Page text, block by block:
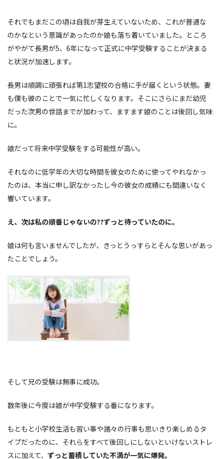
それでもまだこの頃は自我が芽生えていないため、これが普通な
のかなという意識があったのか娘も落ち着いていました。ところ
がやがて長男が5、6年になって正式に中学受験することが決まる
と状況が加速します。
長男は順調に頑張れば第1志望校の合格に手が届くという状態。妻
も僕も彼のことで一気に忙しくなります。そこにさらにまだ幼児
だった次男の世話までが加わって、ますます娘のことは後回し気味
に。
娘だって将来中学受験をする可能性が高い。
それなのに低学年の大切な時間を彼女のために使ってやれなかっ
たのは、本当に申し訳なかったし今の彼女の成績にも間違いなく
響いています。
え、次は私の順番じゃないの??ずっと待っていたのに。
娘は何も言いませんでしたが、きっとうっすらとそんな思いがあっ
たことでしょう。
そして兄の受験は無事に成功。
数年後に今度は娘が中学受験する番になります。
もともと小学校生活も習い事や諸々の行事も思いきり楽しめるタ
イプだったのに、それらをすべて後回しにしないといけないストレ
スに加えて、 ずっと蓄積していた不満が一気に爆発。